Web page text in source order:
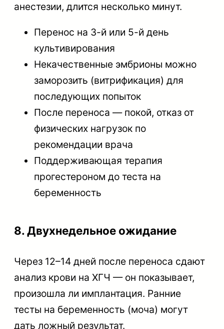
анестезии, длится несколько минут.
Перенос на 3-й или 5-й день
культивирования
Некачественные эмбрионы можно
заморозить (витрификация) для
последующих попыток
После переноса — покой, отказ от
физических нагрузок по
рекомендации врача
Поддерживающая терапия
прогестероном до теста на
беременность
8. Двухнедельное ожидание
Через 12–14 дней после переноса сдают
анализ крови на ХГЧ — он показывает,
произошла ли имплантация. Ранние
тесты на беременность (моча) могут
дать ложный результат.